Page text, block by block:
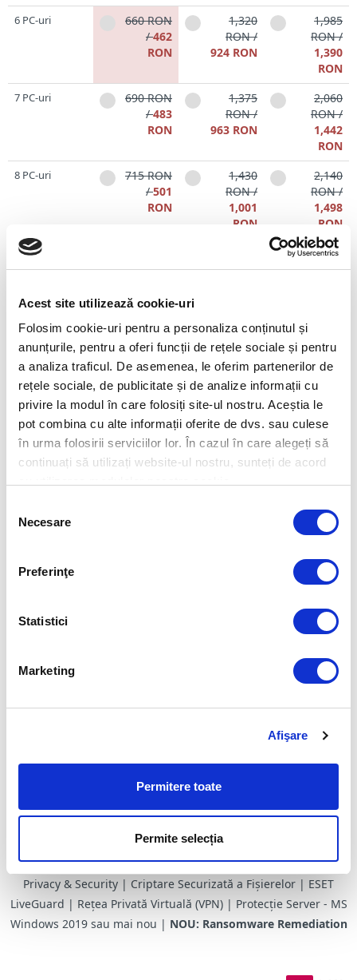
Acest site utilizează cookie-uri
Folosim cookie-uri pentru a personaliza conținutul și
anunțurile, pentru a oferi funcții de rețele sociale și pentru
a analiza traficul. De asemenea, le oferim partenerilor de
rețele sociale, de publicitate și de analize informații cu
privire la modul în care folosiți site-ul nostru. Aceștia le
pot combina cu alte informații oferite de dvs. sau culese
în urma folosirii serviciilor lor. În cazul în care alegeți să
continuați să utilizați website-ul nostru, sunteți de acord
consimțământului
Necesare
Preferinţe
Statistici
Marketing
Afişare
Permitere toate
Permite selecția
6 PC-uri
660 RON
/462
RON
1,320
RON /
924 RON
1,985
RON /
1,390
RON
7 PC-uri
690 RON
/483
RON
1,375
RON /
963 RON
2,060
RON /
1,442
RON
8 PC-uri
715 RON
/501
RON
1,430
RON /
1,001
RON
2,140
RON /
1,498
RON
9 PC-uri
/518
RON /
2,220
RON /
Safe Server | Anti-Virus | Anti-Spyware | Anti-Phishing | Anti-
Spam | Anti-Script | Anti-Theft | Anti-Botnet | Exploit Blocker |
Scanare Cloud | Ransomware Shield | Intel® Threat Detection
Technology | Firewall | Protecție Online Banking | Safe
Browsing | Protecție Webcam | Network Inspector | Browser
Privacy & Security | Criptare Securizată a Fișierelor | ESET
LiveGuard | Rețea Privată Virtuală (VPN) | Protecție Server - MS
Windows 2019 sau mai nou | NOU: Ransomware Remediation